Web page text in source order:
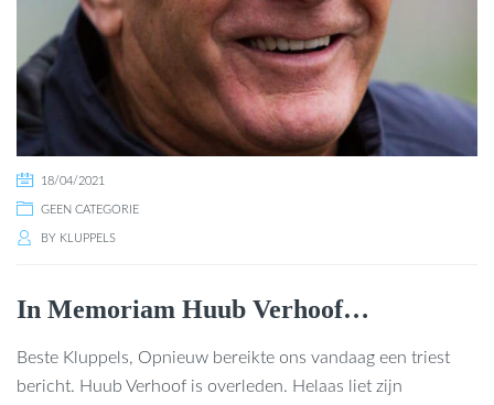
18/04/2021
GEEN CATEGORIE
BY KLUPPELS
In Memoriam Huub Verhoof…
Beste Kluppels, Opnieuw bereikte ons vandaag een triest
bericht. Huub Verhoof is overleden. Helaas liet zijn